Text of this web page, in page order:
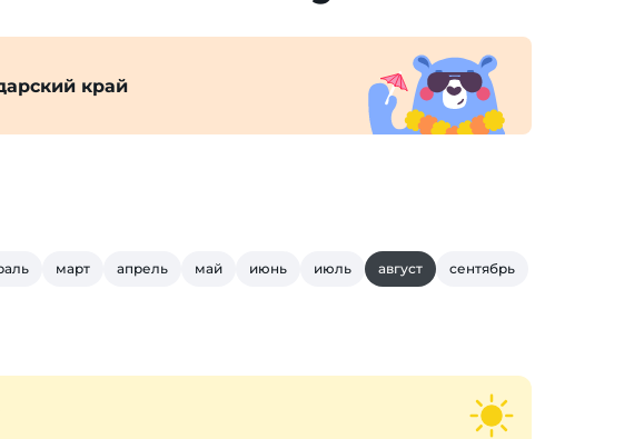
край
март апрель май июнь июль август сентябрь